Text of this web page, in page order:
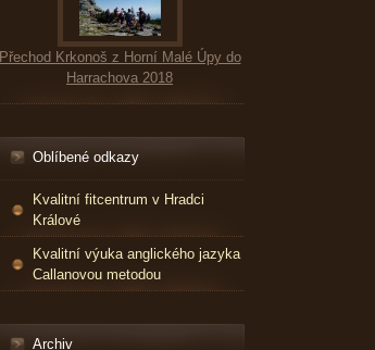
Přechod Krkonoš z Horní Malé Úpy do
Harrachova 2018
Oblíbené odkazy
Kvalitní fitcentrum v Hradci
Králové
Kvalitní výuka anglického jazyka
Callanovou metodou
Archiv